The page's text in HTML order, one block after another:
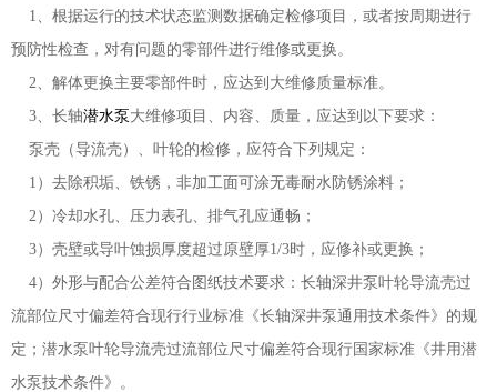
1、根据运行的技术状态监测数据确定检修项目，或者按周期进行
预防性检查，对有问题的零部件进行维修或更换。
2、解体更换主要零部件时，应达到大维修质量标准。
3、长轴潜水泵 大维修项目、内容、质量，应达到以下要求：
泵壳（导流壳）、叶轮的检修，应符合下列规定：
1）去除积垢、铁锈，非加工面可涂无毒耐水防锈涂料；
2）冷却水孔、压力表孔、排气孔应通畅；
3）壳壁或导叶蚀损厚度超过原壁厚1/3时，应修补或更换；
4）外形与配合公差符合图纸技术要求：长轴深井泵叶轮导流壳过
流部位尺寸偏差符合现行行业标准《长轴深井泵通用技术条件》的规
定；潜水泵叶轮导流壳过流部位尺寸偏差符合现行国家标准《井用潜
水泵技术条件》。